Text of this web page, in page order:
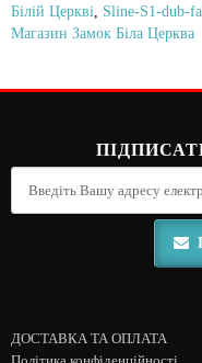
Білій Церкві, Sline-S1-dub-
Магазин Замок Біла Церква
ДОСТАВКА ТА ОПЛАТА